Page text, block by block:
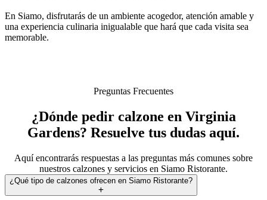
En Siamo, disfrutarás de un ambiente acogedor, atención amable y
una experiencia culinaria inigualable que hará que cada visita sea
memorable.
Preguntas Frecuentes
¿Dónde pedir calzone en Virginia
Gardens? Resuelve tus dudas aquí.
Aquí encontrarás respuestas a las preguntas más comunes sobre
nuestros calzones y servicios en Siamo Ristorante.
¿Qué tipo de calzones ofrecen en Siamo Ristorante?